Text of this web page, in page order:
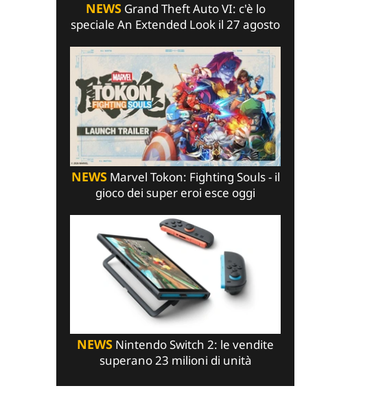
NEWSGrand Theft Auto VI: c'è lo
speciale An Extended Look il 27 agosto
NEWSMarvel Tokon: Fighting Souls - il
gioco dei super eroi esce oggi
NEWS Nintendo Switch 2: le vendite
superano 23 milioni di unità